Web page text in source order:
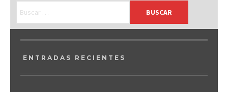
ENTRADAS RECIENTES